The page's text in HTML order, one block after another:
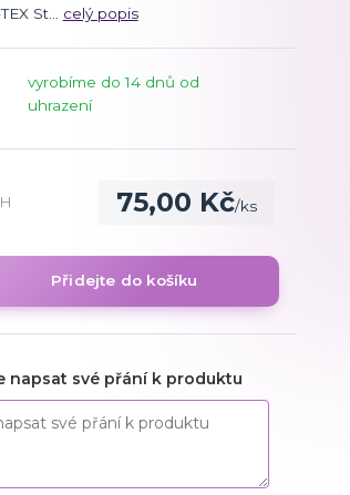
St... celý popis
vyrobíme do 14 dnů od
uhrazení
75,00 Kč/ks
Přidejte do košíku
napsat své přání k produktu